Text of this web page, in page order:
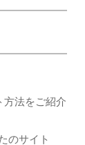
方法をご紹介
のサイト